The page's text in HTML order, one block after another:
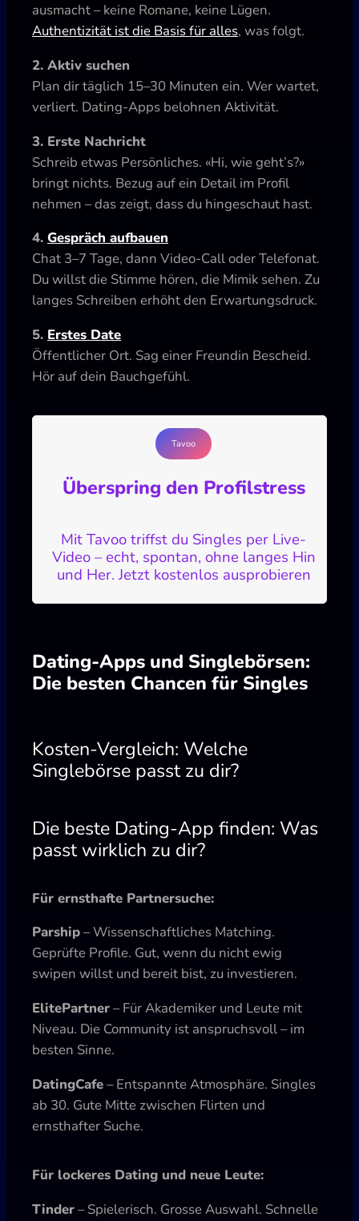
ausmacht – keine Romane, keine Lügen.
Authentizität ist die Basis für alles, was folgt.
2. Aktiv suchen
Plan dir täglich 15–30 Minuten ein. Wer wartet,
verliert. Dating-Apps belohnen Aktivität.
3. Erste Nachricht
Schreib etwas Persönliches. «Hi, wie geht’s?»
bringt nichts. Bezug auf ein Detail im Profil
nehmen – das zeigt, dass du hingeschaut hast.
4. Gespräch aufbauen
Chat 3–7 Tage, dann Video-Call oder Telefonat.
Du willst die Stimme hören, die Mimik sehen. Zu
langes Schreiben erhöht den Erwartungsdruck.
5. Erstes Date
Öffentlicher Ort. Sag einer Freundin Bescheid.
Hör auf dein Bauchgefühl.
Tavoo
Überspring den Profilstress
Mit Tavoo triffst du Singles per Live-
Video – echt, spontan, ohne langes Hin
und Her. Jetzt kostenlos ausprobieren
Dating-Apps und Singlebörsen:
Die besten Chancen für Singles
Kosten-Vergleich: Welche
Singlebörse passt zu dir?
Die beste Dating-App finden: Was
passt wirklich zu dir?
Für ernsthafte Partnersuche:
Parship– Wissenschaftliches Matching.
Geprüfte Profile. Gut, wenn du nicht ewig
swipen willst und bereit bist, zu investieren.
ElitePartner– Für Akademiker und Leute mit
Niveau. Die Community ist anspruchsvoll – im
besten Sinne.
DatingCafe– Entspannte Atmosphäre. Singles
ab 30. Gute Mitte zwischen Flirten und
ernsthafter Suche.
Für lockeres Dating und neue Leute:
Tinder– Spielerisch. Grosse Auswahl. Schnelle